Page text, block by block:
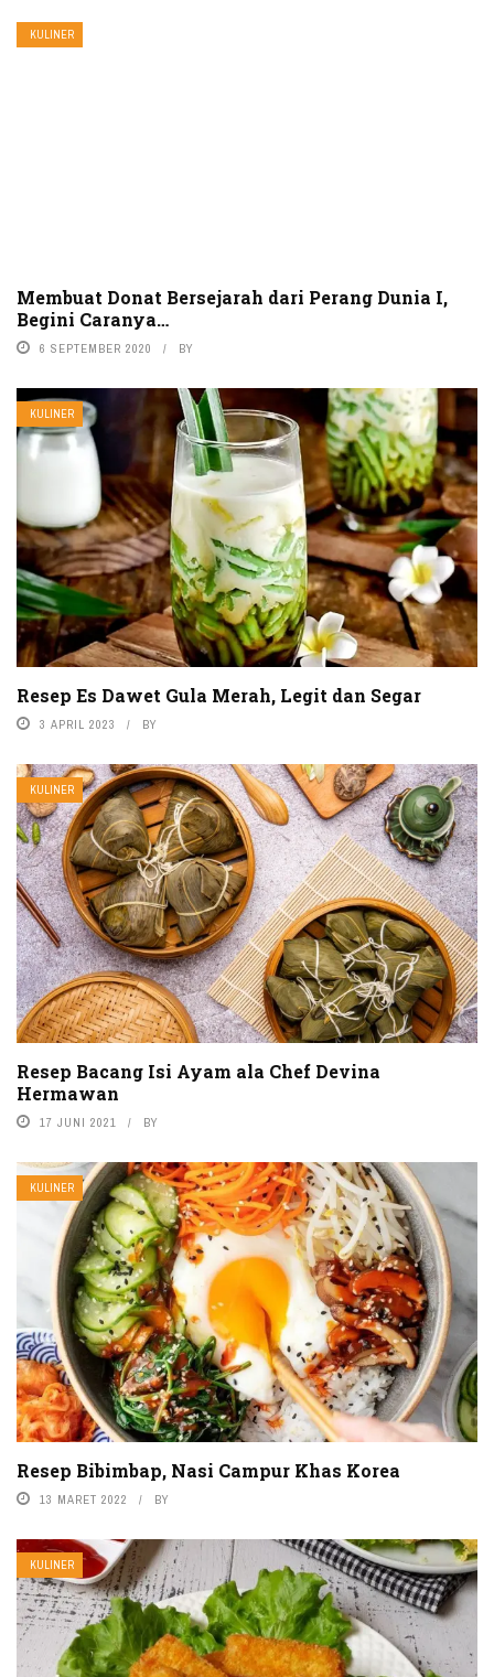
KULINER
Membuat Donat Bersejarah dari Perang Dunia I,
Begini Caranya…
6 SEPTEMBER 2020 BY
KULINER
Resep Es Dawet Gula Merah, Legit dan Segar
3 APRIL 2023 BY
KULINER
Resep Bacang Isi Ayam ala Chef Devina
Hermawan
17 JUNI 2021 BY
KULINER
Resep Bibimbap, Nasi Campur Khas Korea
13 MARET 2022 BY
KULINER